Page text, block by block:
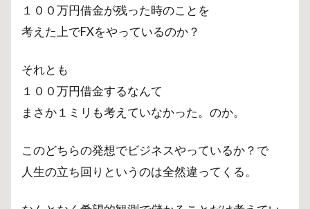
１００万円借金が残った時のことを
考えた上でFXをやっているのか？
それとも
１００万円借金するなんて
まさか１ミリも考えていなかった。のか。
このどちらの発想でビジネスやっているか？で
人生の立ち回りというのは全然違ってくる。